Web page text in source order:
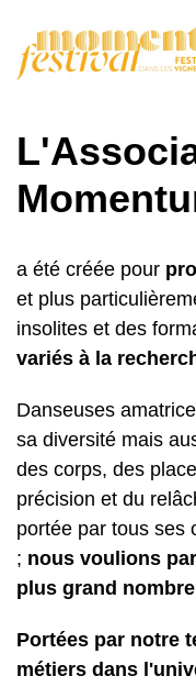
a été créée pour
et plus
insolites et des
variés à la
Danseuses
sa diversité mais
des corps, des
précision et du
portée par tous ses
; nous voulions
plus grand
Portées par notre
métiers dans